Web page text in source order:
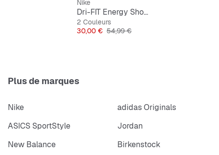
Nike
Dri-FIT Energy Shortsleeve Top
2 Couleurs
Prix
30,00 € Prix original
54,99 €
Plus de marques
Nike
adidas Originals
ASICS SportStyle
Jordan
New Balance
Birkenstock